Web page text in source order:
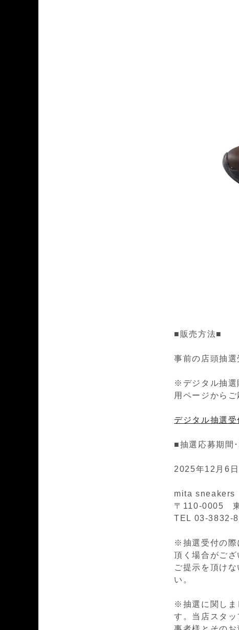
■販売方法■
事前の店頭抽選
※デジタル抽選
用ページからご
デジタル抽選
■抽選応募期間
2025年12月6
mita sneakers
〒110-0005 東
TEL 03-3832-
※抽選受付の際
頂く場合がご
ご提示を頂け
い。
※抽選に関しま
す。当店スタ